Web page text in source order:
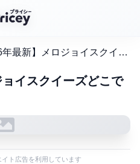
【2026年最新】メロジョイスクイーズどこで買える？最安ルート
ョイスクイーズどこで
ト広告を利用しています